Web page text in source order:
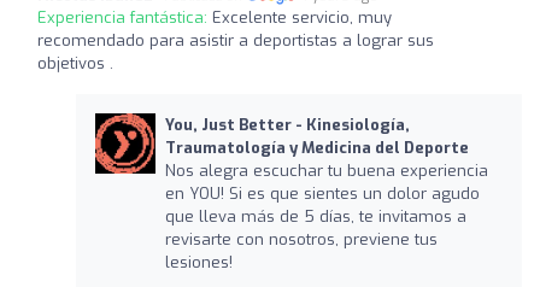
Experiencia fantástica: Excelente servicio, muy
recomendado para asistir a deportistas a lograr sus
objetivos .
You, Just Better - Kinesiología,
Traumatología y Medicina del Deporte
Nos alegra escuchar tu buena experiencia
en YOU! Si es que sientes un dolor agudo
que lleva más de 5 días, te invitamos a
revisarte con nosotros, previene tus
lesiones!